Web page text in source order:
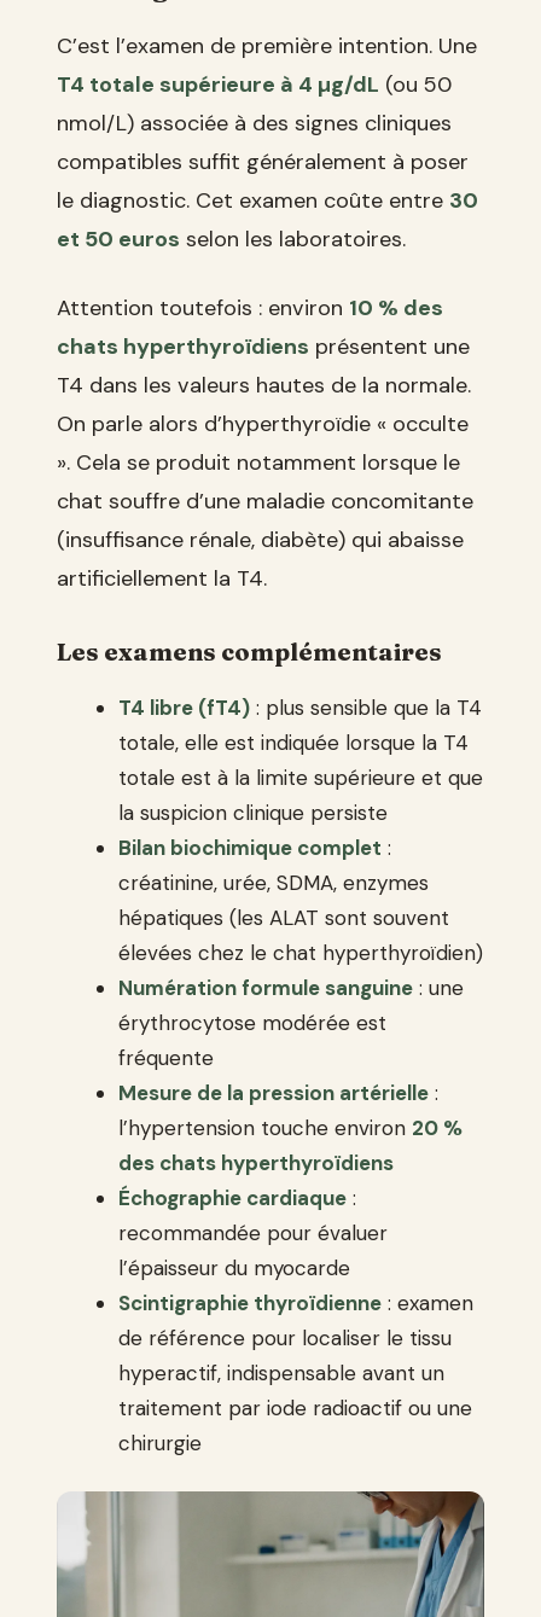
C’est l’examen de première intention. Une
T4 totale supérieure à 4 µg/dL (ou 50
nmol/L) associée à des signes cliniques
compatibles suffit généralement à poser
le diagnostic. Cet examen coûte entre 30
et 50 euros selon les laboratoires.
Attention toutefois : environ 10 % des
chats hyperthyroïdiens présentent une
T4 dans les valeurs hautes de la normale.
On parle alors d’hyperthyroïdie « occulte
». Cela se produit notamment lorsque le
chat souffre d’une maladie concomitante
(insuffisance rénale, diabète) qui abaisse
artificiellement la T4.
Les examens complémentaires
T4 libre (fT4) : plus sensible que la T4
totale, elle est indiquée lorsque la T4
totale est à la limite supérieure et que
la suspicion clinique persiste
Bilan biochimique complet :
créatinine, urée, SDMA, enzymes
hépatiques (les ALAT sont souvent
élevées chez le chat hyperthyroïdien)
Numération formule sanguine : une
érythrocytose modérée est
fréquente
Mesure de la pression artérielle :
l’hypertension touche environ 20 %
des chats hyperthyroïdiens
Échographie cardiaque :
recommandée pour évaluer
l’épaisseur du myocarde
Scintigraphie thyroïdienne : examen
de référence pour localiser le tissu
hyperactif, indispensable avant un
traitement par iode radioactif ou une
chirurgie